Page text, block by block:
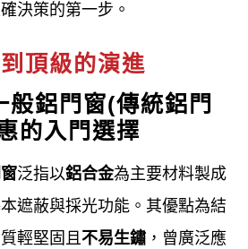
鐵窗, 鐵門, 鋁門窗, 隔音窗,氣密
窗、不銹鋼窗，各式隔音氣密
、鋁門，專業金屬門，不銹鋼
門製作安裝。
決策的第一步。
頂級的演進
般鋁門窗(傳統鋁門
的入門選擇
泛指以鋁合金為主要材料製成
遮蔽與採光功能。其優點為結
質輕堅固且不易生鏽 ，曾廣泛應